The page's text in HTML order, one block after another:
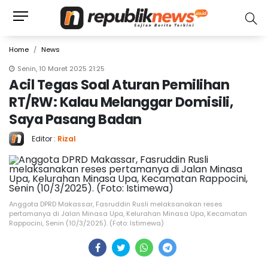
Home
News
Senin, 10 Maret 2025 21:25
Acil Tegas Soal Aturan Pemilihan
RT/RW: Kalau Melanggar Domisili,
Saya Pasang Badan
Editor : Rizal
Anggota DPRD Makassar, Fasruddin Rusli melaksanakan reses
pertamanya di Jalan Minasa Upa, Kelurahan Minasa Upa, Kecamatan
Rappocini, Senin (10/3/2025). (Foto: Istimewa)